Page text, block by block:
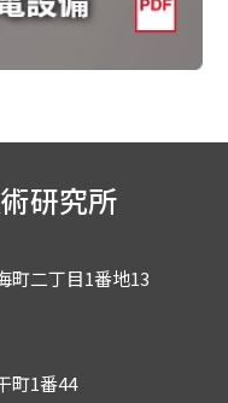
研究所
二丁目1番地13
町1番44